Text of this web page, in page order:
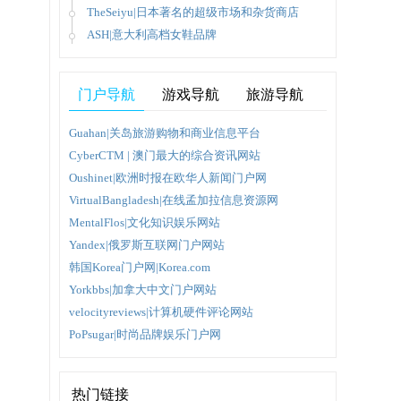
TheSeiyu|日本著名的超级市场和杂货商店
ASH|意大利高档女鞋品牌
门户导航 游戏导航 旅游导航
Guahan|关岛旅游购物和商业信息平台
CyberCTM | 澳门最大的综合资讯网站
Oushinet|欧洲时报在欧华人新闻门户网
VirtualBangladesh|在线孟加拉信息资源网
MentalFlos|文化知识娱乐网站
Yandex|俄罗斯互联网门户网站
韩国Korea门户网|Korea.com
Yorkbbs|加拿大中文门户网站
velocityreviews|计算机硬件评论网站
PoPsugar|时尚品牌娱乐门户网
热门链接